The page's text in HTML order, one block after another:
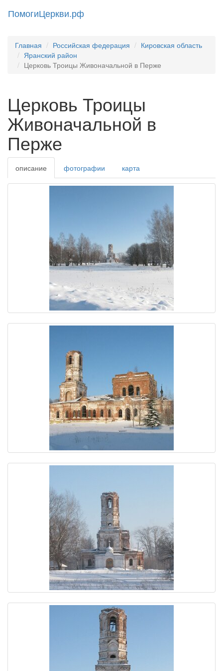
ПомогиЦеркви.рф
Главная Российская федерация
Кировская область
Яранский район
Церковь Троицы Живоначальной в Перже
Церковь Троицы
Живоначальной в
Перже
описание фотографии карта